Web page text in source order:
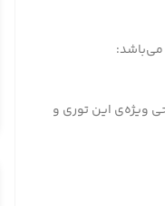
می‌باشد:
ویژه‌ی این توری و